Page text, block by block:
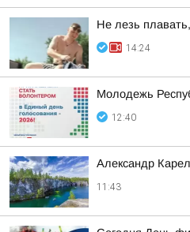
Не лезь
14:24
Молодежь
12:40
Александр
11:43